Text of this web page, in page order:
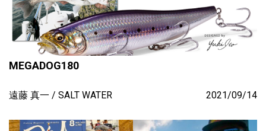
MEGADOG180
遠藤 真一 SALT WATER 2021/09/14